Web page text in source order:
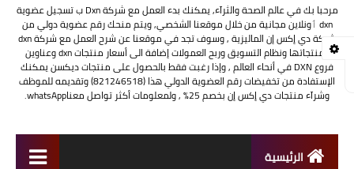
مرحبا بك في عالم الصحة والثرآء, يمكنك بدء العمل مع شركة Dxn ب تسجيل عضوية
dxn ٲونلاين مجانية من خلال موقعنا الشخصي, ويتم منحك رقم عضوية دولي من
شركة دي إكس إن الماليزية , وسوف تجد في موقعنا عن شرح العمل مع شركة dxn
ومنتجاتها ونظام التسويق وربح العمولات إضافة الى أسعار منتجات dxn وعناوين
فروع DXN في أنحاء العالم , وإذا رغبت فقط بالحصول على منتجات ديكسن يمكنك
الإستفادة من تخفيضات رقم العضوية الدولي هذا (821246518) وتقديمه للموظف
وشرآء منتجات دي إكس إن بخصم 25% , ولمعلومات أكثر تواصل معناwhatsApp.
الرئيسية